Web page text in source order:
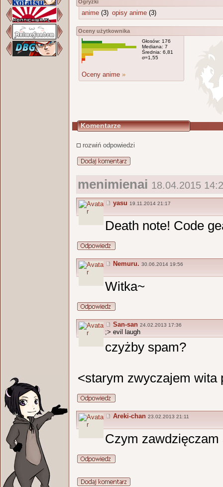
Ogryzki
anime (3) opisy anime (3)
Oceny użytkownika
Głosów: 176
Mediana: 7
Średnia: 6,81
σ=1,55
Oceny anime »
Komentarze
rozwiń odpowiedzi
menimienai 18.04.2015
yasu 19.11.2014 21:17
Death note! Code
Nemuru. 30.06.2014 19:56
Witka~
San-san 24.02.2013 17:36
;> evil laugh
czyżby spam?
<starym zwyczajem wita
Areki-chan 23.02.2013 21:11
Czym